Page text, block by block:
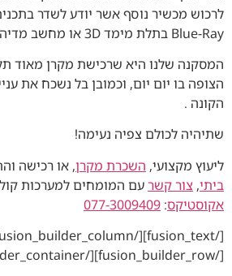
לרכוש מכשיר נוסף אשר יודע לשדר
Blue-Ray בתלת מימד 3D או מחשב מדיה סנטר מקצועי .
המסקנה שלנו היא שרכישת מקרן מאוד
הצופה בו יום יום, וכמובן בל נשכח את
הקונה .
שתיהיה לכולם צפיה נעימה!
ליעוץ מקצועי, השכרת מקרן, או רכישה
ביתי, צור קשרעם המומחים למערכות
אקוסטיקס:
077-3009409
[/fusion_builder_row][/fusion_builder_container]